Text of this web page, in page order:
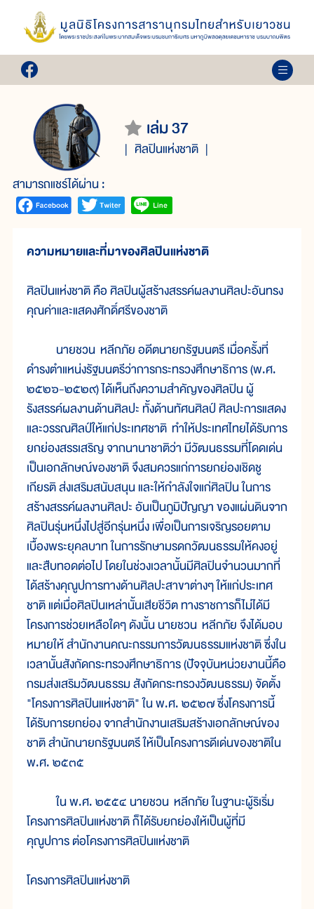
เล่ม 37
ศิลปินแห่งชาติ
สามารถแชร์ได้ผ่าน :
ความหมายและที่มาของศิลปินแห่งชาติ
ศิลปินแห่งชาติ คือ ศิลปินผู้สร้างสรรค์ผลงานศิลปะอันทรง
คุณค่าและแสดงศักดิ์ศรีของชาติ
นายชวน หลีกภัย อดีตนายกรัฐมนตรี เมื่อครั้งที่
ดำรงตำแหน่งรัฐมนตรีว่าการกระทรวงศึกษาธิการ (พ.ศ.
๒๕๒๖-๒๕๒๙) ได้เห็นถึงความสำคัญของศิลปิน ผู้
รังสรรค์ผลงานด้านศิลปะ ทั้งด้านทัศนศิลป์ ศิลปะการแสดง
และวรรณศิลป์ให้แก่ประเทศชาติ ทำให้ประเทศไทยได้รับการ
ยกย่องสรรเสริญ จากนานาชาติว่า มีวัฒนธรรมที่โดดเด่น
เป็นเอกลักษณ์ของชาติ จึงสมควรแก่การยกย่องเชิดชู
เกียรติ ส่งเสริมสนับสนุน และให้กำลังใจแก่ศิลปิน ในการ
สร้างสรรค์ผลงานศิลปะ อันเป็นภูมิปัญญา ของแผ่นดินจาก
ศิลปินรุ่นหนึ่งไปสู่อีกรุ่นหนึ่ง เพื่อเป็นการเจริญรอยตาม
เบื้องพระยุคลบาท ในการรักษามรดกวัฒนธรรมให้คงอยู่
และสืบทอดต่อไป โดยในช่วงเวลานั้นมีศิลปินจำนวนมากที่
ได้สร้างคุณูปการทางด้านศิลปะสาขาต่างๆ ให้แก่ประเทศ
ชาติ แต่เมื่อศิลปินเหล่านั้นเสียชีวิต ทางราชการก็ไม่ได้มี
โครงการช่วยเหลือใดๆ ดังนั้น นายชวน หลีกภัย จึงได้มอบ
หมายให้ สำนักงานคณะกรรมการวัฒนธรรมแห่งชาติ ซึ่งใน
เวลานั้นสังกัดกระทรวงศึกษาธิการ (ปัจจุบันหน่วยงานนี้คือ
กรมส่งเสริมวัฒนธรรม สังกัดกระทรวงวัฒนธรรม) จัดตั้ง
"โครงการศิลปินแห่งชาติ" ใน พ.ศ. ๒๕๒๗ ซึ่งโครงการนี้
ได้รับการยกย่อง จากสำนักงานเสริมสร้างเอกลักษณ์ของ
ชาติ สำนักนายกรัฐมนตรี ให้เป็นโครงการดีเด่นของชาติใน
พ.ศ. ๒๕๓๕
ใน พ.ศ. ๒๕๕๔ นายชวน หลีกภัย ในฐานะผู้ริเริ่ม
โครงการศิลปินแห่งชาติ ก็ได้รับยกย่องให้เป็นผู้ที่มี
คุณูปการ ต่อโครงการศิลปินแห่งชาติ
โครงการศิลปินแห่งชาติ